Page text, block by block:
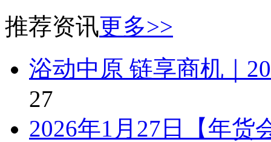
推荐资讯更多>>
浴动中原 链享商机｜
27
2026年1月27日【年货